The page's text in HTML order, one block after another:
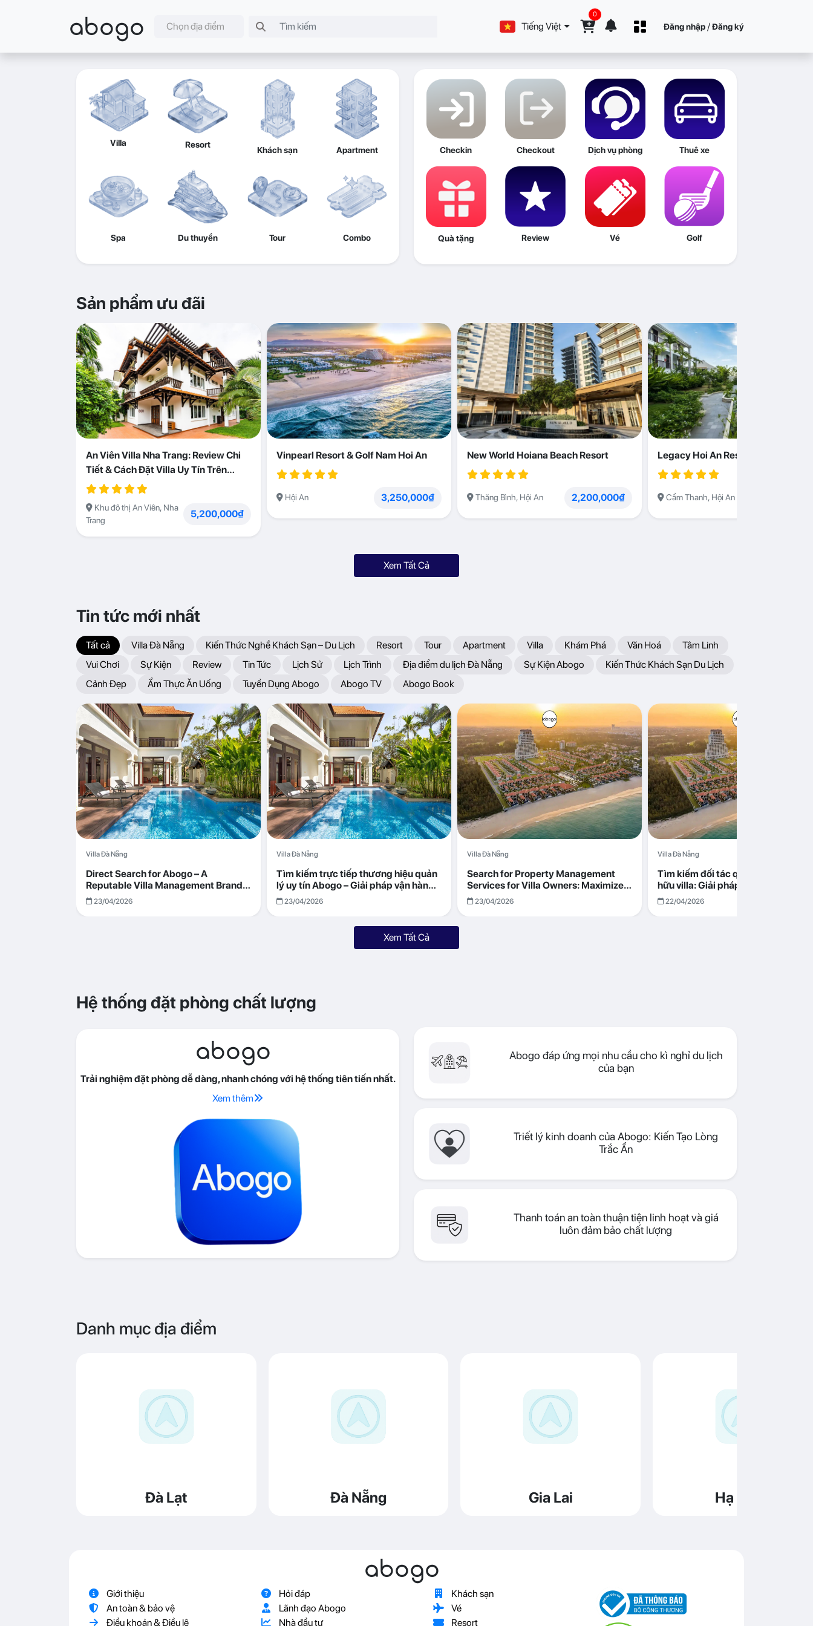
abogo Chọn địa điểm Tiếng Việt
0
Đăng nhập /Đăng ký
Villa Resort
Khách sạn Apartment
Spa Du thuyền Tour Combo
Checkin Checkout Dịch vụ phòng Thuê xe
Quà tặng Review Vé Golf
Sản phẩm ưu đãi
An Viên Villa Nha Trang: Review Chi
Tiết & Cách Đặt Villa Uy Tín Trên
Abogo
Khu đô thị An Viên, Nha
Trang
5,200,000₫
Vinpearl Resort & Golf Nam Hoi An
Hội An 3,250,000₫
New World Hoiana Beach Resort
Thăng Bình, Hội An 2,200,000₫
Legacy Hoi An Resort
Cẩm Thanh, Hội An
Xem Tất Cả
Tin tức mới nhất
Tất cả Villa Đà Nẵng Kiến Thức Nghề Khách Sạn – Du Lịch Resort Tour Apartment Villa Khám Phá Văn Hoá
Tâm Linh
Vui Chơi
Sự Kiện Review Tin Tức Lịch Sử Lịch Trình Địa điểm du lịch Đà Nẵng Sự Kiện Abogo
Kiến Thức Khách Sạn Du Lịch
Cảnh Đẹp
Ẩm Thực Ăn Uống Tuyển Dụng Abogo Abogo TV Abogo Book
Villa Đà Nẵng
Direct Search for Abogo – A
Reputable Villa Management Brand
with Transparent and Effective
Operations
23/04/2026
Villa Đà Nẵng
Tìm kiếm trực tiếp thương hiệu quản
lý uy tín Abogo – Giải pháp vận hành
villa hiệu quả, minh bạch
23/04/2026
Villa Đà Nẵng
Search for Property Management
Services for Villa Owners: Maximize
Returns with Abogo in Da Nang
23/04/2026
Villa Đà Nẵng
Tìm kiếm đối tác quản lý cho chủ sở
hữu villa: Giải pháp tối ưu lợi nhuận
cùng Abogo tại Đà Nẵng
22/04/2026
Xem Tất Cả
Hệ thống đặt phòng chất lượng
abogo
Trải nghiệm đặt phòng dễ dàng, nhanh chóng với hệ thống tiên tiến nhất.
Xem thêm
Abogo đáp ứng mọi nhu cầu cho kì nghỉ du lịch
của bạn
Triết lý kinh doanh của Abogo: Kiến Tạo Lòng
Trắc Ẩn
Thanh toán an toàn thuận tiện linh hoạt và giá
luôn đảm bảo chất lượng
Danh mục địa điểm
Đà Lạt Đà Nẵng Gia Lai Hạ Long
abogo
Giới thiệu
An toàn & bảo vệ
Điều khoản & Điều lệ
Hỏi đáp
Lãnh đạo Abogo
Nhà đầu tư
Khách sạn
Vé
Resort